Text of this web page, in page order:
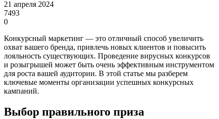
21 апреля 2024
7493
0
Конкурсный маркетинг — это отличный способ увеличить
охват вашего бренда, привлечь новых клиентов и повысить
лояльность существующих. Проведение вирусных конкурсов
и розыгрышей может быть очень эффективным инструментом
для роста вашей аудитории. В этой статье мы разберем
ключевые моменты организации успешных конкурсных
кампаний.
Выбор правильного приза